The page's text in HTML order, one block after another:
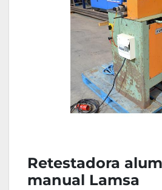
Retestadora
manual Lamsa